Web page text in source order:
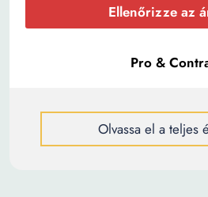
Ellenőrizze az
Olvassa el a teljes